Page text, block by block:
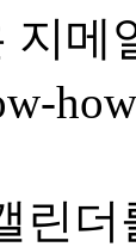
지
린